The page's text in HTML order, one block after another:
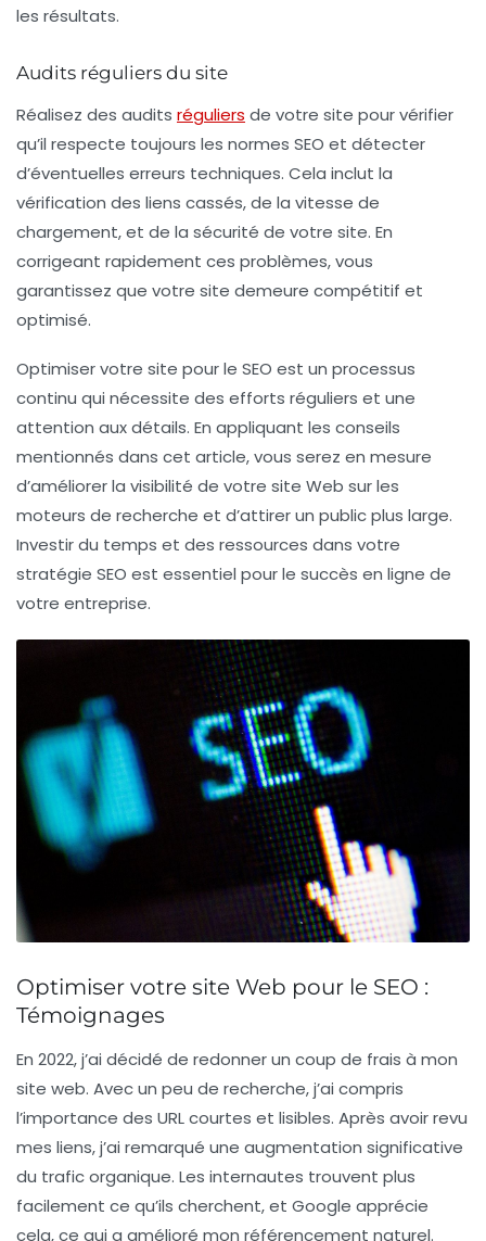
les résultats.
Audits réguliers du site
Réalisez des audits réguliers de votre site pour vérifier
qu’il respecte toujours les normes SEO et détecter
d’éventuelles erreurs techniques. Cela inclut la
vérification des liens cassés, de la vitesse de
chargement, et de la sécurité de votre site. En
corrigeant rapidement ces problèmes, vous
garantissez que votre site demeure compétitif et
optimisé.
Optimiser votre site pour le SEO est un processus
continu qui nécessite des efforts réguliers et une
attention aux détails. En appliquant les conseils
mentionnés dans cet article, vous serez en mesure
d’améliorer la visibilité de votre site Web sur les
moteurs de recherche et d’attirer un public plus large.
Investir du temps et des ressources dans votre
stratégie SEO est essentiel pour le succès en ligne de
votre entreprise.
Optimiser votre site Web pour le SEO :
Témoignages
En 2022, j’ai décidé de redonner un coup de frais à mon
site web. Avec un peu de recherche, j’ai compris
l’importance des URL courtes et lisibles. Après avoir revu
mes liens, j’ai remarqué une augmentation significative
du trafic organique. Les internautes trouvent plus
facilement ce qu’ils cherchent, et Google apprécie
cela, ce qui a amélioré mon référencement naturel.